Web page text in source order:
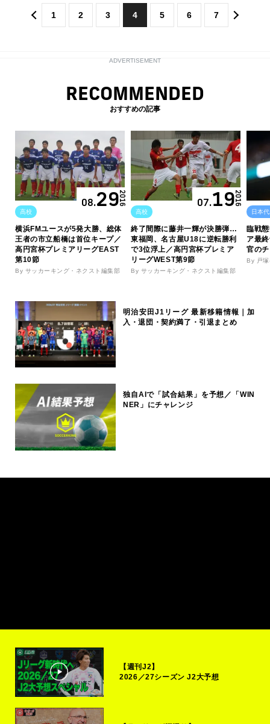
1 2 3 4 5 6 7
ADVERTISEMENT
RECOMMENDED
おすすめの記事
08.292016
高校
横浜FMユースが5発大勝、総体
王者の市立船橋は首位キープ／
高円宮杯プレミアリーグEAST
第10節
By サッカーキング・ネクスト編集部
07.192016
高校
終了間際に藤井一輝が決勝弾…
東福岡、名古屋U18に逆転勝利
で3位浮上／高円宮杯プレミア
リーグWEST第9節
By サッカーキング・ネクスト編集部
日本
臨戦
ア最
官の
By 戸塚
明治安田J1リーグ 最新移籍情報｜加
入・退団・契約満了・引退まとめ
独自AIで「試合結果」を予想／「WIN
NER」にチャレンジ
【週刊J2】
2026／27シーズン J2大予想